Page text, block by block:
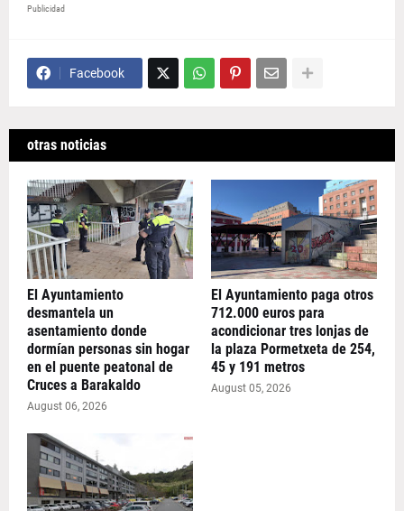
Publicidad
Facebook
otras noticias
El Ayuntamiento
desmantela un
asentamiento donde
dormían personas sin hogar
en el puente peatonal de
Cruces a Barakaldo
August 06, 2026
El Ayuntamiento paga otros
712.000 euros para
acondicionar tres lonjas de
la plaza Pormetxeta de 254,
45 y 191 metros
August 05, 2026